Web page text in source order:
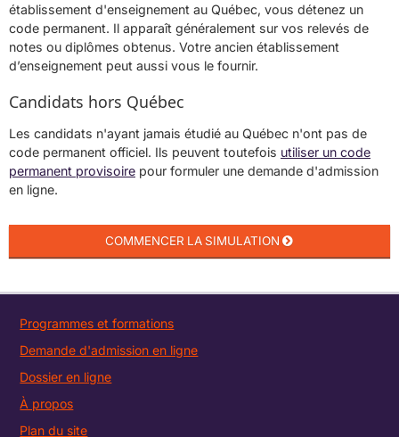
établissement d'enseignement au Québec, vous détenez un
code permanent. Il apparaît généralement sur vos relevés de
notes ou diplômes obtenus. Votre ancien établissement
d’enseignement peut aussi vous le fournir.
Candidats hors Québec
Les candidats n'ayant jamais étudié au Québec n'ont pas de
code permanent officiel. Ils peuvent toutefois utiliser un code
permanent provisoire pour formuler une demande d'admission
en ligne.
Programmes et formations
Demande d'admission en ligne
Dossier en ligne
À propos
Plan du site